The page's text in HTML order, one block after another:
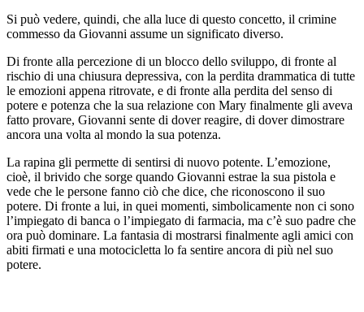
Si può vedere, quindi, che alla luce di questo concetto, il crimine
commesso da Giovanni assume un significato diverso.
Di fronte alla percezione di un blocco dello sviluppo, di fronte al
rischio di una chiusura depressiva, con la perdita drammatica di tutte
le emozioni appena ritrovate, e di fronte alla perdita del senso di
potere e potenza che la sua relazione con Mary finalmente gli aveva
fatto provare, Giovanni sente di dover reagire, di dover dimostrare
ancora una volta al mondo la sua potenza.
La rapina gli permette di sentirsi di nuovo potente. L’emozione,
cioè, il brivido che sorge quando Giovanni estrae la sua pistola e
vede che le persone fanno ciò che dice, che riconoscono il suo
potere. Di fronte a lui, in quei momenti, simbolicamente non ci sono
l’impiegato di banca o l’impiegato di farmacia, ma c’è suo padre che
ora può dominare. La fantasia di mostrarsi finalmente agli amici con
abiti firmati e una motocicletta lo fa sentire ancora di più nel suo
potere.